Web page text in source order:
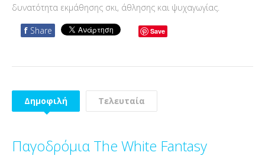
δυνατότητα εκμάθησης σκι, άθλησης και ψυχαγωγίας.
f Share Save
Δημοφιλή Τελευταία
Παγοδρόμια The White Fantasy